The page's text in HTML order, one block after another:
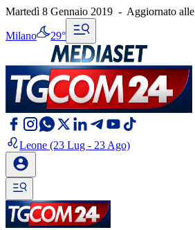
Martedì 8 Gennaio 2019 - Aggiornato alle
Milano 29°
Leone (23 Lug - 23 Ago)